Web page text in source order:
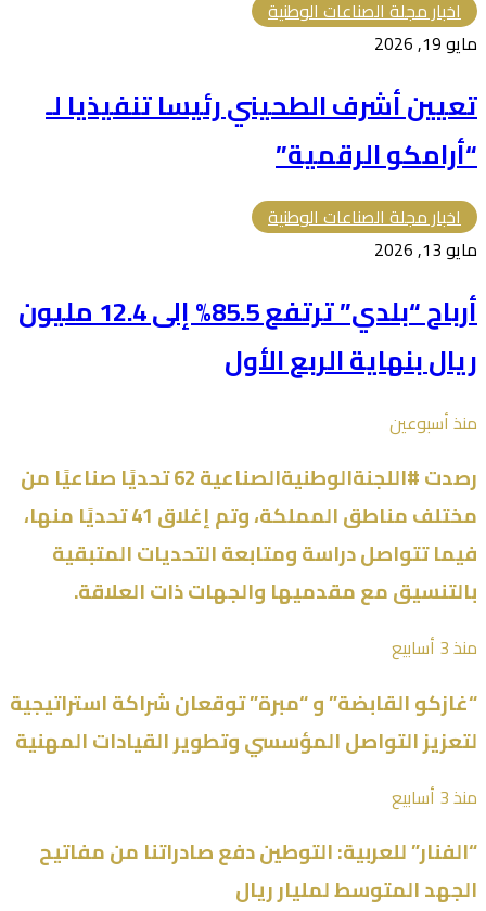
اخبار مجلة الصناعات الوطنية
مايو 19, 2026
تعيين أشرف الطحيني رئيسا تنفيذيا لـ
“أرامكو الرقمية”
اخبار مجلة الصناعات الوطنية
مايو 13, 2026
أرباح “بلدي” ترتفع 85.5% إلى 12.4 مليون
ريال بنهاية الربع الأول
منذ أسبوعين
رصدت #اللجنةالوطنيةالصناعية 62 تحديًا صناعيًا من
مختلف مناطق المملكة، وتم إغلاق 41 تحديًا منها،
فيما تتواصل دراسة ومتابعة التحديات المتبقية
بالتنسيق مع مقدميها والجهات ذات العلاقة.
منذ 3 أسابيع
“غازكو القابضة” و “مبرة” توقعان شراكة استراتيجية
لتعزيز التواصل المؤسسي وتطوير القيادات المهنية
منذ 3 أسابيع
“الفنار” للعربية: التوطين دفع صادراتنا من مفاتيح
الجهد المتوسط لمليار ريال